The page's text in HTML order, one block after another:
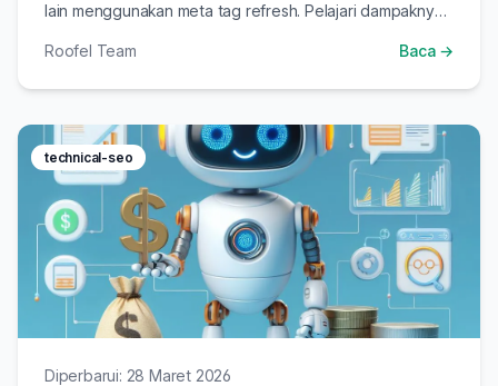
lain menggunakan meta tag refresh. Pelajari dampaknya
server-side redirect.
Roofel Team Baca →
technical-seo
Diperbarui: 28 Maret 2026